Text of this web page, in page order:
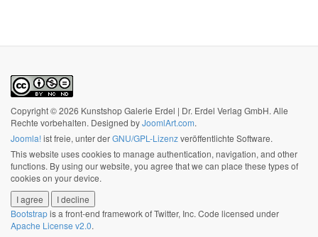
Copyright © 2026 Kunstshop Galerie Erdel | Dr. Erdel Verlag GmbH. Alle
Rechte vorbehalten. Designed byJoomlArt.com.
Joomla!ist freie, unter derGNU/GPL-Lizenzveröffentlichte Software.
This website uses cookies to manage authentication, navigation, and other
functions. By using our website, you agree that we can place these types of
cookies on your device.
I agree
I decline
Bootstrapis a front-end framework of Twitter, Inc. Code licensed under
Apache License v2.0.